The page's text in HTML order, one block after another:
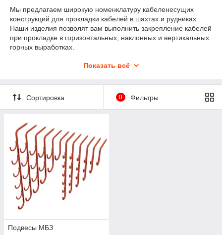
Мы предлагаем широкую номенклатуру кабеленесущих
конструкций для прокладки кабелей в шахтах и рудниках.
Наши изделия позволят вам выполнить закрепление кабелей
при прокладке в горизонтальных, наклонных и вертикальных
горных выработках.
выполненные на современном оборудовании,
Наши специалисты всегда в вашем распоряжении и готовы
ответить на любые вопросы.
Показать всё
Сортировка 0 Фильтры
Подвесы МБЗ